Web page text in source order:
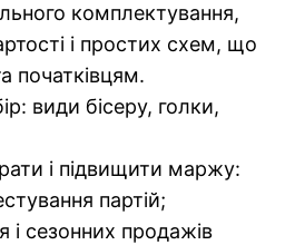
комплектування,
і простих схем, що
початківцям.
види бісеру, голки,
і підвищити маржу:
партій;
і сезонних продажів